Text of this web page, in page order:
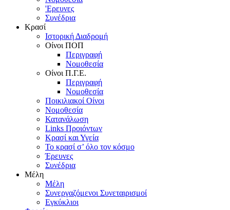
'Eρευνες
Συνέδρια
Κρασί
Iστορική Διαδρομή
Oίνοι ΠOΠ
Περιγραφή
Nομοθεσία
Oίνοι Π.Γ.E.
Περιγραφή
Νομοθεσία
Ποικιλιακοί Oίνοι
Nομοθεσία
Κατανάλωση
Links Προιόντων
Κρασί και Υγεία
To κρασί σ’ όλο τον κόσμο
Έρευνες
Συνέδρια
Μέλη
Mέλη
Συνεργαζόμενοι Συνεταιρισμοί
Εγκύκλιοι